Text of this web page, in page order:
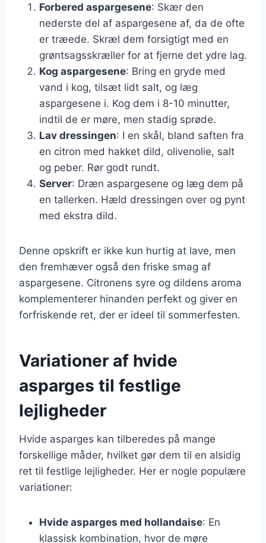
Forbered aspargesene: Skær den
nederste del af aspargesene af, da de ofte
er træede. Skræl dem forsigtigt med en
grøntsagsskræller for at fjerne det ydre lag.
Kog aspargesene: Bring en gryde med
vand i kog, tilsæt lidt salt, og læg
aspargesene i. Kog dem i 8-10 minutter,
indtil de er møre, men stadig sprøde.
Lav dressingen: I en skål, bland saften fra
en citron med hakket dild, olivenolie, salt
og peber. Rør godt rundt.
Server: Dræn aspargesene og læg dem på
en tallerken. Hæld dressingen over og pynt
med ekstra dild.
Denne opskrift er ikke kun hurtig at lave, men
den fremhæver også den friske smag af
aspargesene. Citronens syre og dildens aroma
komplementerer hinanden perfekt og giver en
forfriskende ret, der er ideel til sommerfesten.
Variationer af hvide
asparges til festlige
lejligheder
Hvide asparges kan tilberedes på mange
forskellige måder, hvilket gør dem til en alsidig
ret til festlige lejligheder. Her er nogle populære
variationer:
Hvide asparges med hollandaise: En
klassisk kombination, hvor de møre